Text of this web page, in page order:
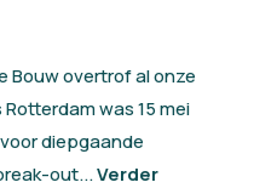
Bouw overtrof al onze
was 15 mei
diepgaande
out...Verder